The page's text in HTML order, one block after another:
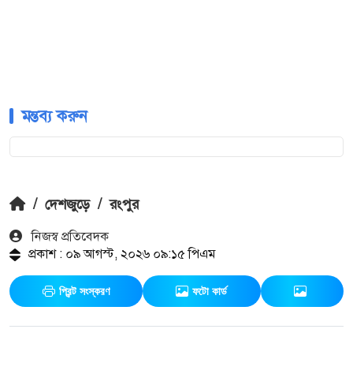
মন্তব্য করুন
/ দেশজুড়ে / রংপুর
নিজস্ব প্রতিবেদক
প্রকাশ : ০৯ আগস্ট, ২০২৬ ০৯:১৫ পিএম
প্রিন্ট সংস্করণ ফটো কার্ড